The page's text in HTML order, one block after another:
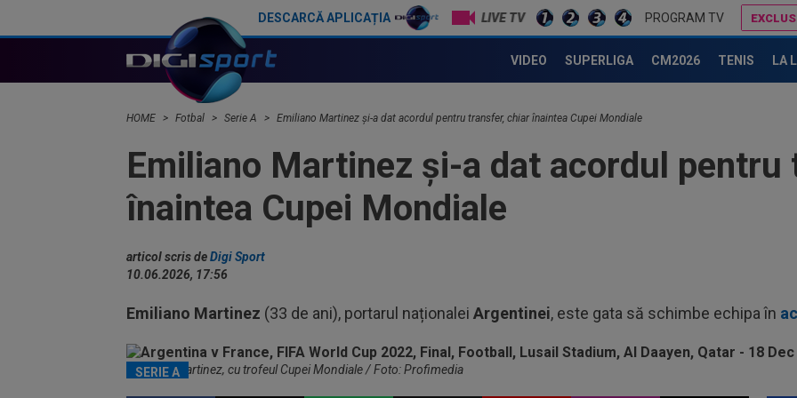
DESCARCĂ APLICAȚIA LIVE TV PROGRAM TV
VIDEO SUPERLIGA CM2026 TENIS LA
HOME Fotbal Serie A Emiliano Martinez și-a dat acordul pentru transfer, chiar înaintea Cupei Mondiale
Emiliano Martinez și-a dat acordul pentru
înaintea Cupei Mondiale
articol scris deDigi Sport
10.06.2026, 17:56
Emiliano Martinez (33 de ani), portarul naționalei Argentinei, este gata să schimbe echipa în
SERIE A
Emiliano Martinez, cu trofeul Cupei Mondiale / Foto: Profimedia
și